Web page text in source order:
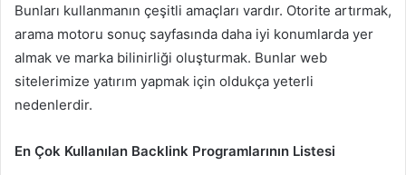
Bunları kullanmanın çeşitli amaçları vardır. Otorite artırmak,
arama motoru sonuç sayfasında daha iyi konumlarda yer
almak ve marka bilinirliği oluşturmak. Bunlar web
sitelerimize yatırım yapmak için oldukça yeterli
nedenlerdir.
En Çok Kullanılan Backlink Programlarının Listesi